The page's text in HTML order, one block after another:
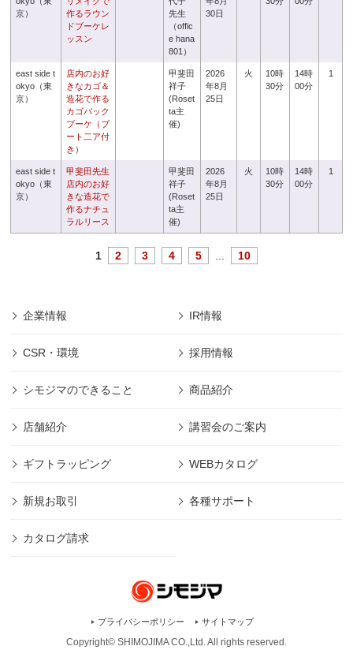
京）
作るラウン
ドブーケレ
ッスン
先生
（offic
e hana
801）
30日
east side t
okyo（東
京）
店内のお好
きなカゴ＆
造花で作る
カゴバック
ブーケ（ブ
ート二ア付
き）
甲斐田
祥子
(Roset
ta主
催)
2026
年8月
25日
火
10時
30分
14時
00分
1
east side t
okyo（東
京）
甲斐田先生
店内のお好
きな造花で
作るナチュ
ラルリース
甲斐田
祥子
(Roset
ta主
催)
2026
年8月
25日
火
10時
30分
14時
00分
1
1 2 3 4 5 10
企業情報 IR情報
CSR・環境 採用情報
シモジマのできること 商品紹介
店舗紹介 講習会のご案内
ギフトラッピング WEBカタログ
新規お取引 各種サポート
カタログ請求
プライバシーポリシー サイトマップ
Copyright© SHIMOJIMA CO.,Ltd. All rights reserved.